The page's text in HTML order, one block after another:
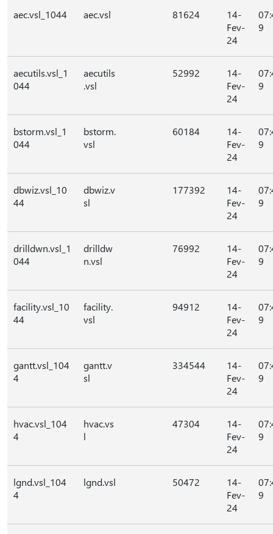
aec.vsl_1044 aec.vsl 81624
14-
Fev-
24
9
aecutils.vsl_1
044
aecutils
.vsl
52992
14-
Fev-
24
9
bstorm.vsl_1
044
bstorm.
vsl
60184
14-
Fev-
24
9
dbwiz.vsl_10
44
dbwiz.v
sl
177392
14-
Fev-
24
9
drilldwn.vsl_1
044
drilldw
n.vsl
76992
14-
Fev-
24
9
facility.vsl_10
44
facility.
vsl
94912
14-
Fev-
24
9
gantt.vsl_104
4
gantt.v
sl
334544
14-
Fev-
24
9
hvac.vsl_104
4
hvac.vs
l
47304
14-
Fev-
24
9
lgnd.vsl_104
4
lgnd.vsl 50472
14-
Fev-
24
9